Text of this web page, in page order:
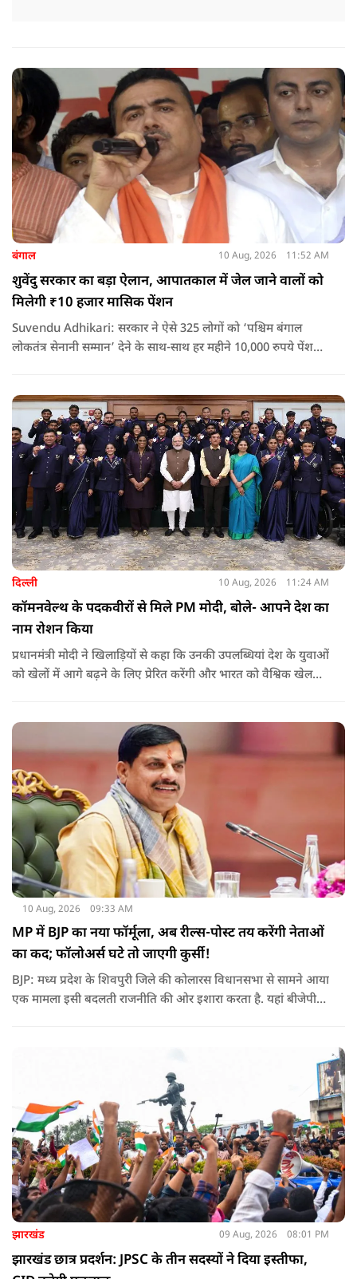
बंगाल 10 Aug, 2026 11:52 AM
शुवेंदु सरकार का बड़ा ऐलान, आपातकाल में जेल जाने वालों को
मिलेगी ₹10 हजार मासिक पेंशन
Suvendu Adhikari: सरकार ने ऐसे 325 लोगों को ‘पश्चिम बंगाल
लोकतंत्र सेनानी सम्मान’ देने के साथ-साथ हर महीने 10,000 रुपये पेंशन
दिल्ली 10 Aug, 2026 11:24 AM
कॉमनवेल्थ के पदकवीरों से मिले PM मोदी, बोले- आपने देश का
नाम रोशन किया
प्रधानमंत्री मोदी ने खिलाड़ियों से कहा कि उनकी उपलब्धियां देश के युवाओं
को खेलों में आगे बढ़ने के लिए प्रेरित करेंगी और भारत को वैश्विक खेल
10 Aug, 2026 09:33 AM
MP में BJP का नया फॉर्मूला, अब रील्स-पोस्ट तय करेंगी नेताओं
का कद; फॉलोअर्स घटे तो जाएगी कुर्सी!
BJP: मध्य प्रदेश के शिवपुरी जिले की कोलारस विधानसभा से सामने आया
एक मामला इसी बदलती राजनीति की ओर इशारा करता है. यहां बीजेपी
झारखंड 09 Aug, 2026 08:01 PM
झारखंड छात्र प्रदर्शन: JPSC के तीन सदस्यों ने दिया इस्तीफा,